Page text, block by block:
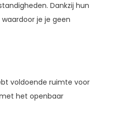
Dankzij hun
je je geen
voldoende ruimte voor
het openbaar